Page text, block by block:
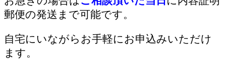
郵便の発送まで可能です。
自宅にいながらお手軽にお申込みいただけ
ます。